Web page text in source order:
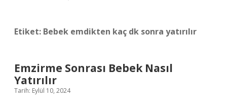
Etiket: Bebek emdikten kaç dk sonra yatırılır
Emzirme Sonrası Bebek Nasıl
Yatırılır
Tarih: Eylül 10, 2024